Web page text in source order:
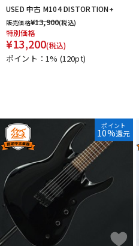
USED 中古 M104 DISTORTION+
販売価格¥13,900(税込)
特別価格
¥13,200(税込)
ポイント：1% (120pt)
ポイント
10%還元